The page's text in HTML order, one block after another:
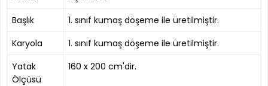
Başlık
1. sınıf kumaş döşeme ile üretilmiştir.
Karyola
1. sınıf kumaş döşeme ile üretilmiştir.
Yatak
Ölçüsü
160 x 200 cm'dir.